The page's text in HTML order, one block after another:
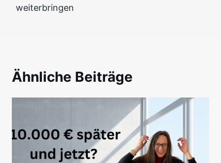
weiterbringen
Ähnliche Beiträge